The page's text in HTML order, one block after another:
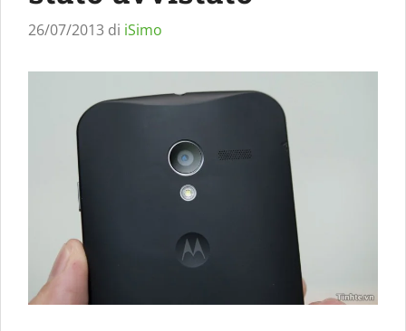
26/07/2013 di iSimo